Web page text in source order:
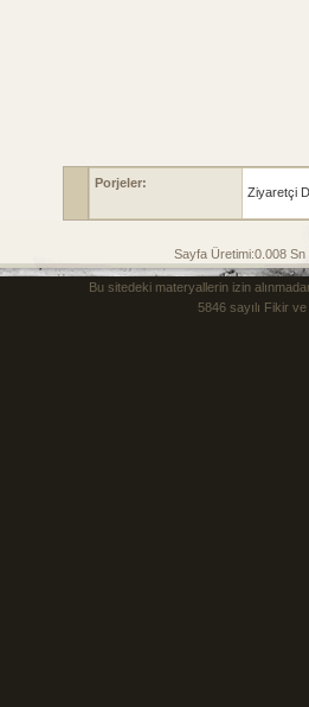
Porjeler:
Ziyaretçi
Sayfa Üretimi:0.008
Bu sitedeki materyallerin izin
5846 sayılı Fikir